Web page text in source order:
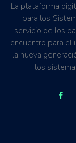
La plataforma
para los
servicio de los
encuentro para el
la nueva
los